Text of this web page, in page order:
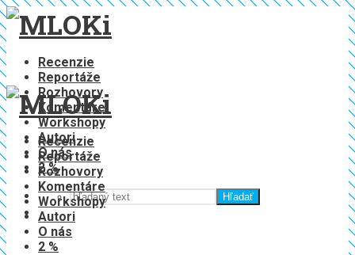
Recenzie
Reportáže
Rozhovory
Komentáre
Workshopy
Autori
O nás
2 %
Hľadať
Recenzie
Reportáže
Rozhovory
Komentáre
Workshopy
Autori
O nás
2 %